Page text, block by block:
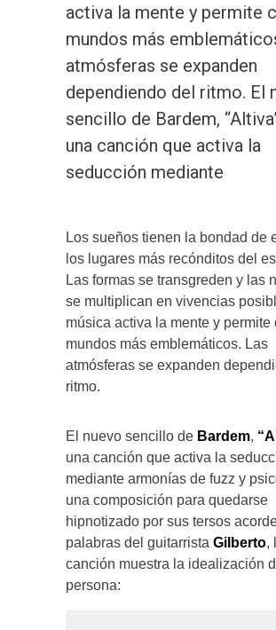
activa la mente y permite
mundos más
atmósferas se expanden
dependiendo del ritmo. El
sencillo de Bardem,
una canción que activa la
seducción mediante
Los sueños tienen la bondad de
los lugares más recónditos del
Las formas se transgreden y las
se multiplican en vivencias
música activa la mente y permite
mundos más emblemáticos. Las
atmósferas se expanden
ritmo.
El nuevo sencillo de Bardem,
una canción que activa la
mediante armonías de fuzz y
una composición para quedarse
hipnotizado por sus tersos
palabras del guitarrista Gilberto,
canción muestra la idealización
persona: